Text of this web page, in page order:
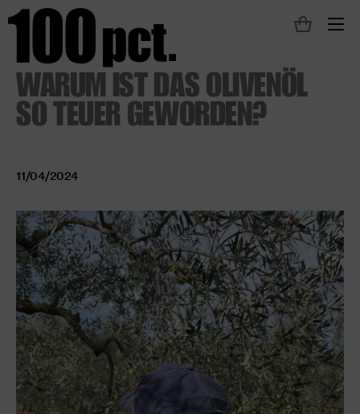
WARUM IST DAS OLIVENÖL
SO TEUER GEWORDEN?
11/04/2024